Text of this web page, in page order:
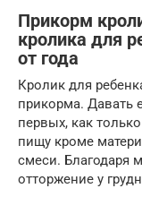
Прикорм
кролика для
от года
Кролик для
прикорма. Давать
первых, как
пищу кроме
смеси. Благодаря
отторжение у